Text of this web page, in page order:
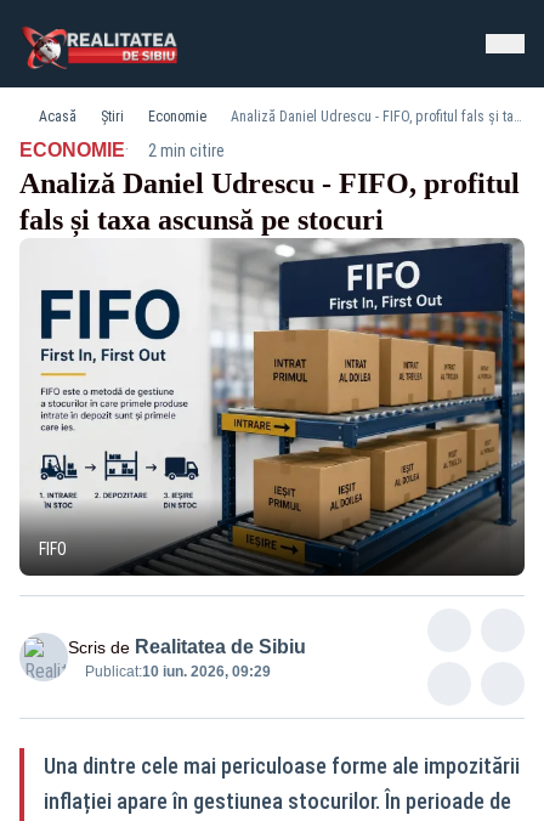
Acasă Știri Economie Analiză Daniel Udrescu - FIFO, profitul fals și taxa ascunsă pe stocuri
ECONOMIE· 2 min citire
Analiză Daniel Udrescu - FIFO, profitul
fals și taxa ascunsă pe stocuri
FIFO
Scris de Realitatea de Sibiu
Publicat:10 iun. 2026, 09:29
Una dintre cele mai periculoase forme ale impozitării
inflației apare în gestiunea stocurilor. În perioade de